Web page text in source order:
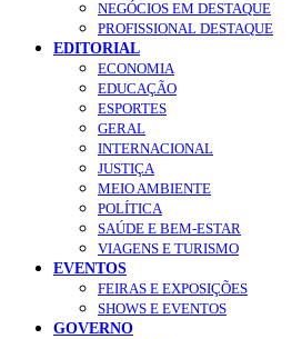
NEGÓCIOS EM DESTAQUE
PROFISSIONAL DESTAQUE
EDITORIAL
ECONOMIA
EDUCAÇÃO
ESPORTES
GERAL
INTERNACIONAL
JUSTIÇA
MEIO AMBIENTE
POLÍTICA
SAÚDE E BEM-ESTAR
VIAGENS E TURISMO
EVENTOS
FEIRAS E EXPOSIÇÕES
SHOWS E EVENTOS
GOVERNO